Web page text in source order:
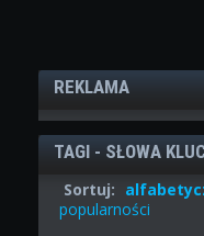
REKLAMA
TAGI - SŁOWA
Sortuj:
popularności